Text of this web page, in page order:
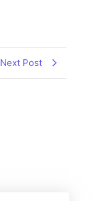
Next Post